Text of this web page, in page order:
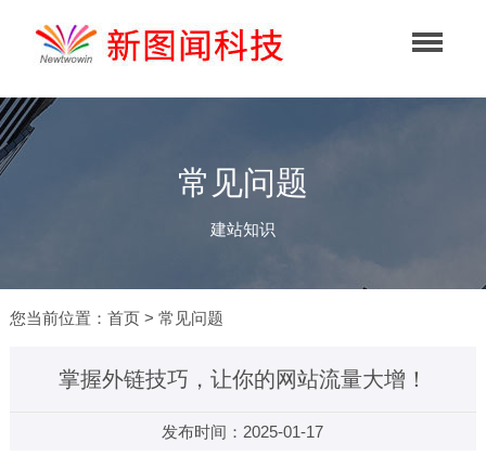
常见问题
建站知识
您当前位置： 首页> 常见问题
掌握外链技巧，让你的网站流量大增！
发布时间：2025-01-17